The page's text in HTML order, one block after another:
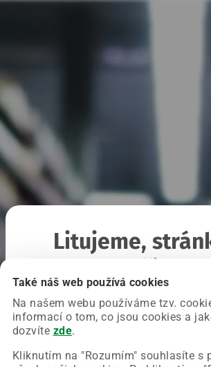
Také náš web používá cookies
Na našem webu používáme tzv.
informací o tom, co jsou cookies a
dozvíte zde.
Kliknutím na "Rozumím" souhlasíte s
Litujeme,
Chyba nastala na naší straně a už
Zkuste prosím znovu načíst